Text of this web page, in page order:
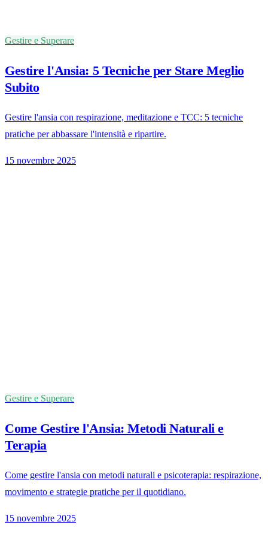
Gestire e Superare
Gestire l'Ansia: 5 Tecniche per Stare Meglio
Subito
Gestire l'ansia con respirazione, meditazione e TCC: 5 tecniche
pratiche per abbassare l'intensità e ripartire.
15 novembre 2025
Gestire e Superare
Come Gestire l'Ansia: Metodi Naturali e
Terapia
Come gestire l'ansia con metodi naturali e psicoterapia: respirazione,
movimento e strategie pratiche per il quotidiano.
15 novembre 2025